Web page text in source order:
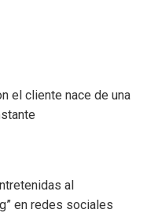
el cliente nace de una
al
en redes sociales